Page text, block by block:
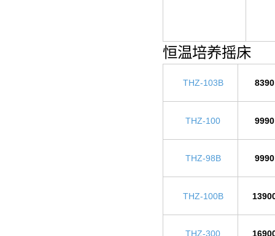
恒温培养摇床
THZ-103B 8390
THZ-100 9990
THZ-98B 9990
THZ-100B
THZ-300